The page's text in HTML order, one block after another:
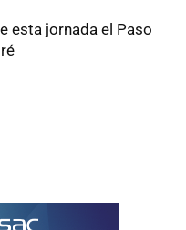
esta jornada el Paso